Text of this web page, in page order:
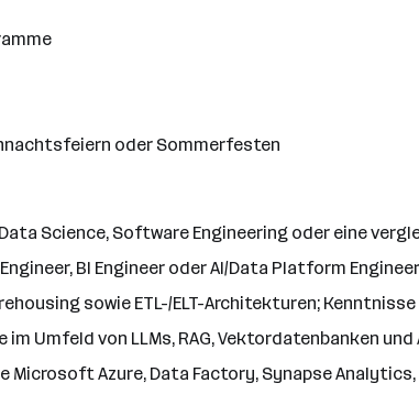
oder Sommerfesten
Science, Software Engineering oder eine
BI Engineer oder AI/Data Platform Engineer
sowie ETL-/ELT-Architekturen;
Umfeld von LLMs, RAG, Vektordatenbanken
Azure, Data Factory, Synapse